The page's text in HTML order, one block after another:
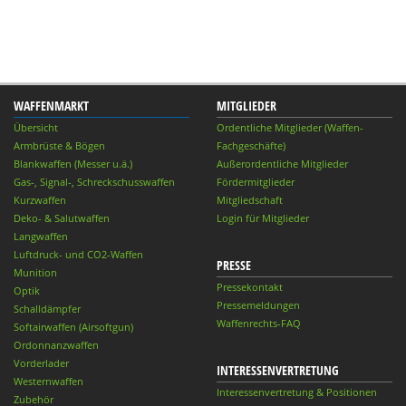
WAFFENMARKT
Übersicht
Armbrüste & Bögen
Blankwaffen (Messer u.ä.)
Gas-, Signal-, Schreckschusswaffen
Kurzwaffen
Deko- & Salutwaffen
Langwaffen
Luftdruck- und CO2-Waffen
Munition
Optik
Schalldämpfer
Softairwaffen (Airsoftgun)
Ordonnanzwaffen
Vorderlader
Westernwaffen
Zubehör
MITGLIEDER
Ordentliche Mitglieder (Waffen-
Fachgeschäfte)
Außerordentliche Mitglieder
Fördermitglieder
Mitgliedschaft
Login für Mitglieder
PRESSE
Pressekontakt
Pressemeldungen
Waffenrechts-FAQ
INTERESSENVERTRETUNG
Interessenvertretung & Positionen